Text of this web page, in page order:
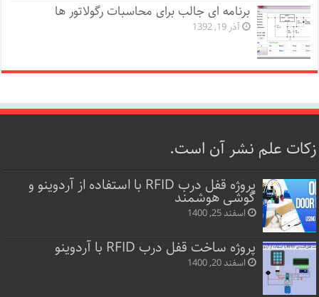
برنامه ای جالب برای محاسبات رگولاتور ها
آذر 19, 1392
زکات علم نشر آن است.
پروژه قفل‌ درب RFID با استفاده از آردوینو و
گوشی هوشمند
اسفند 25, 1400
پروژه ساخت قفل‌ درب RFID با آردوینو
اسفند 20, 1400